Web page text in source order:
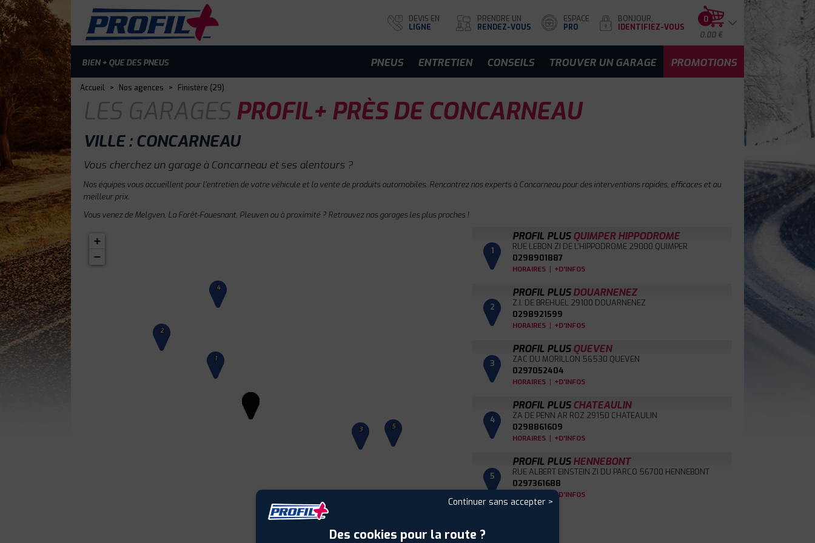
BIEN + QUE DES PNEUS
DEVIS EN
LIGNE
PRENDRE UN
RENDEZ-VOUS
ESPACE
PRO
BONJOUR,
IDENTIFIEZ-VOUS
0
0.00 €
PNEUS ENTRETIEN CONSEILS TROUVER UN GARAGE PROMOTIONS
Accueil > Nos agences > Finistère (29)
LES GARAGESPROFIL+ PRÈS DE CONCARNEAU
VILLE : CONCARNEAU
Vous cherchez un garage à Concarneau et ses alentours ?
Nos équipes vous accueillent pour l'entretien de votre véhicule et la vente de produits automobiles. Rencontrez nos experts à Concarneau pour des interventions rapides, efficaces et au
meilleur prix.
Vous venez de Melgven, La Forêt-Fouesnant, Pleuven ou à proximité ? Retrouvez nos garages les plus proches !
1
2
3
4
5
+
−
1
PROFIL PLUSQUIMPER HIPPODROME
RUE LEBON ZI DE L'HIPPODROME 29000 QUIMPER
0298901887
HORAIRES | +D'INFOS
2
PROFIL PLUSDOUARNENEZ
Z.I. DE BREHUEL 29100 DOUARNENEZ
0298921599
HORAIRES | +D'INFOS
3
PROFIL PLUSQUEVEN
ZAC DU MORILLON 56530 QUEVEN
0297052404
HORAIRES | +D'INFOS
4
PROFIL PLUSCHATEAULIN
ZA DE PENN AR ROZ 29150 CHATEAULIN
0298861609
HORAIRES | +D'INFOS
5
PROFIL PLUSHENNEBONT
RUE ALBERT EINSTEIN ZI DU PARCO 56700 HENNEBONT
0297361688
+D'INFOS
Continuer sans accepter >
Des cookies pour la route ?